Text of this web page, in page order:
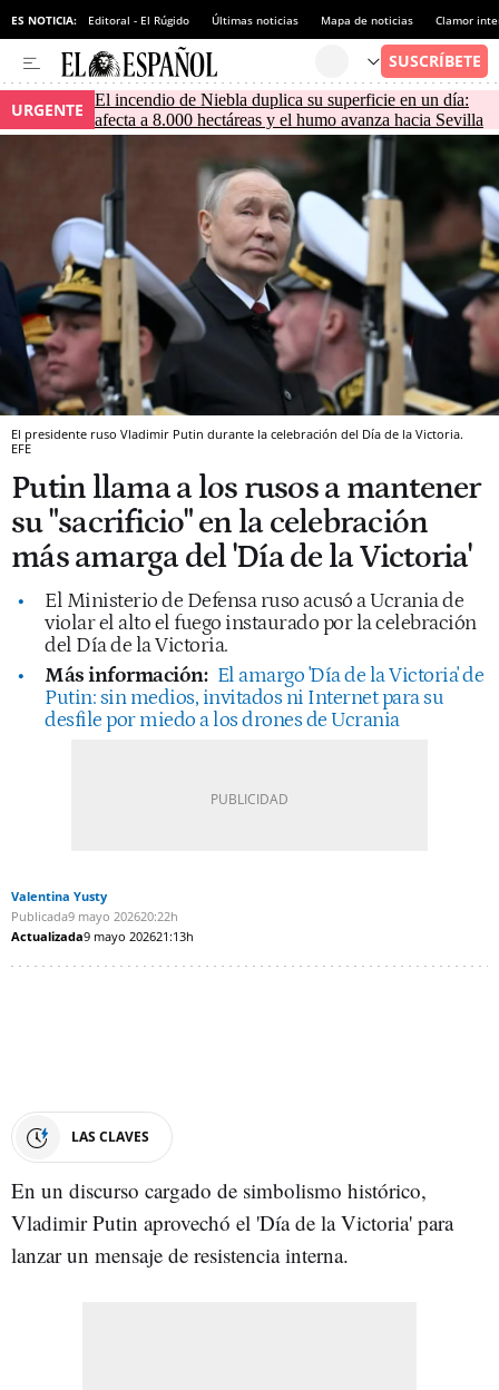
ES NOTICIA: Editoral - El Rúgido Últimas noticias Mapa de noticias Clamor
URGENTE
El incendio de Niebla duplica su superficie en un día:
afecta a 8.000 hectáreas y el humo avanza hacia Sevilla
El presidente ruso Vladimir Putin durante la celebración del Día de la Victoria.
EFE
Putin llama a los rusos a mantener
su "sacrificio" en la celebración
más amarga del 'Día de la Victoria'
El Ministerio de Defensa ruso acusó a Ucrania de
violar el alto el fuego instaurado por la celebración
del Día de la Victoria.
Más información: El amargo 'Día de la Victoria' de
Putin: sin medios, invitados ni Internet para su
desfile por miedo a los drones de Ucrania
Valentina Yusty
Publicada9 mayo 202620:22h
Actualizada9 mayo 202621:13h
LAS CLAVES
En un discurso cargado de simbolismo histórico,
Vladimir Putin aprovechó el 'Día de la Victoria' para
lanzar un mensaje de resistencia interna.